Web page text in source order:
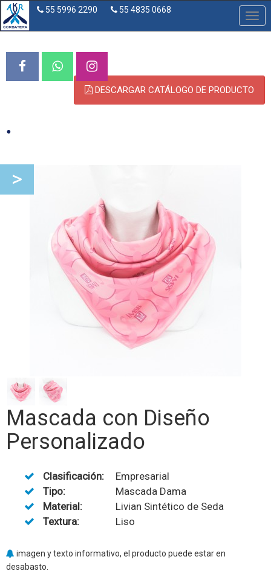
55 5996 2290 55 4835 0668
DESCARGAR CATÁLOGO DE PRODUCTO
.
>
Mascada con Diseño
Personalizado
Clasificación:
Empresarial
Tipo:
Mascada Dama
Material:
Livian Sintético de Seda
Textura:
Liso
imagen y texto informativo, el producto puede estar en
desabasto.